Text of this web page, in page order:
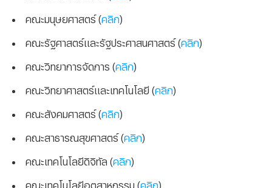
คณะมนุษยศาสตร์ (คลิก)
คณะรัฐศาสตร์และรัฐประศาสนศาสตร์ (คลิก)
คณะวิทยาการจัดการ (คลิก)
คณะวิทยาศาสตร์และเทคโนโลยี (คลิก)
คณะสังคมศาสตร์ (คลิก)
คณะสาธารณสุขศาสตร์ (คลิก)
คณะเทคโนโลยีดิจิทัล (คลิก)
คณะเทคโนโลยีอุตสาหกรรม (คลิก)